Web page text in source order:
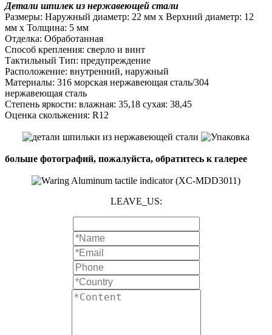
Детали шпилек из нержавеющей стали
Размеры: Наружный диаметр: 22 мм x Верхний диаметр: 12
мм x Толщина: 5 мм
Отделка: Обработанная
Способ крепления: сверло и винт
Тактильный Тип: предупреждение
Расположение: внутренний, наружный
Материалы: 316 морская нержавеющая сталь/304
нержавеющая сталь
Степень яркости: влажная: 35,18 сухая: 38,45
Оценка скольжения: R12
больше фотографий, пожалуйста, обратитесь к галерее
LEAVE_US: